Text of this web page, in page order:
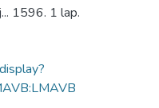
1596. 1 lap.